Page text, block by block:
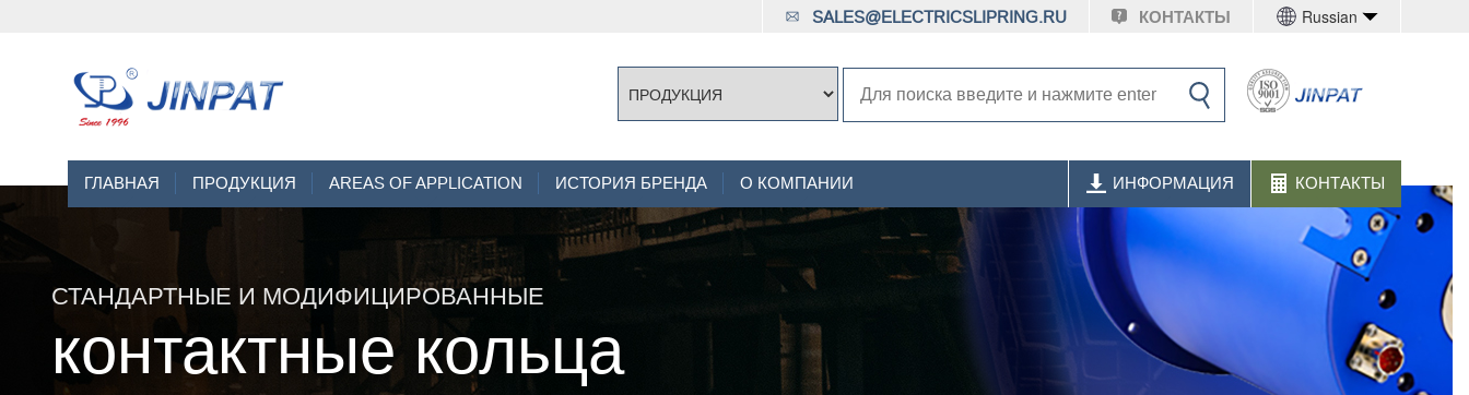
Russian
КОНТАКТЫ
SALES@ELECTRICSLIPRING.RU
ГЛАВНАЯ ПРОДУКЦИЯ AREAS OF APPLICATION ИСТОРИЯ БРЕНДА О КОМПАНИИ КОНТАКТЫ
ИНФОРМАЦИЯ
СТАНДАРТНЫЕ И МОДИФИЦИРОВАННЫЕ
контактные кольца